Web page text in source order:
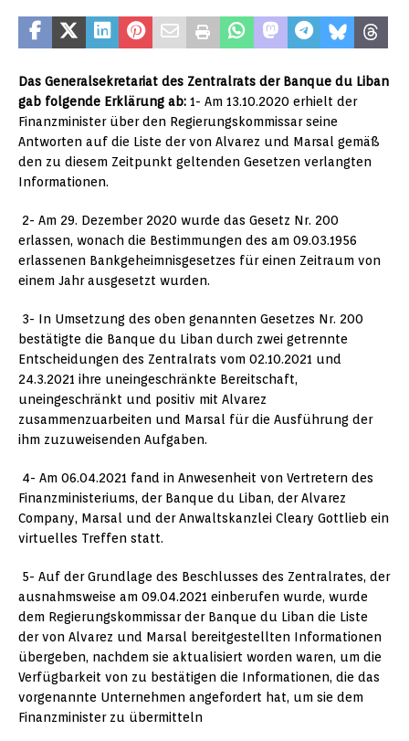
Das Generalsekretariat des Zentralrats der Banque du Liban
gab folgende Erklärung ab: 1- Am 13.10.2020 erhielt der
Finanzminister über den Regierungskommissar seine
Antworten auf die Liste der von Alvarez und Marsal gemäß
den zu diesem Zeitpunkt geltenden Gesetzen verlangten
Informationen.
2- Am 29. Dezember 2020 wurde das Gesetz Nr. 200
erlassen, wonach die Bestimmungen des am 09.03.1956
erlassenen Bankgeheimnisgesetzes für einen Zeitraum von
einem Jahr ausgesetzt wurden.
3- In Umsetzung des oben genannten Gesetzes Nr. 200
bestätigte die Banque du Liban durch zwei getrennte
Entscheidungen des Zentralrats vom 02.10.2021 und
24.3.2021 ihre uneingeschränkte Bereitschaft,
uneingeschränkt und positiv mit Alvarez
zusammenzuarbeiten und Marsal für die Ausführung der
ihm zuzuweisenden Aufgaben.
4- Am 06.04.2021 fand in Anwesenheit von Vertretern des
Finanzministeriums, der Banque du Liban, der Alvarez
Company, Marsal und der Anwaltskanzlei Cleary Gottlieb ein
virtuelles Treffen statt.
5- Auf der Grundlage des Beschlusses des Zentralrates, der
ausnahmsweise am 09.04.2021 einberufen wurde, wurde
dem Regierungskommissar der Banque du Liban die Liste
der von Alvarez und Marsal bereitgestellten Informationen
übergeben, nachdem sie aktualisiert worden waren, um die
Verfügbarkeit von zu bestätigen die Informationen, die das
vorgenannte Unternehmen angefordert hat, um sie dem
Finanzminister zu übermitteln